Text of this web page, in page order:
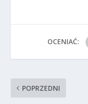
OCENIAĆ:
POPRZEDNI